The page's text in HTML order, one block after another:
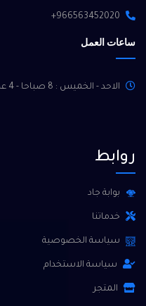
966563452020+
ساعات العمل
الاحد - الخميس : 8 صباحا - 4 عصرا
روابط
بوابة جاد
خدماتنا
سياسة الخصوصية
سياسة الاستخدام
المتجر